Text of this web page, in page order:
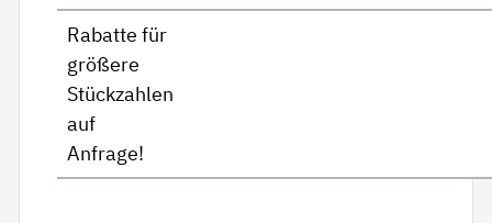
Rabatte für
größere
Stückzahlen
auf
Anfrage!